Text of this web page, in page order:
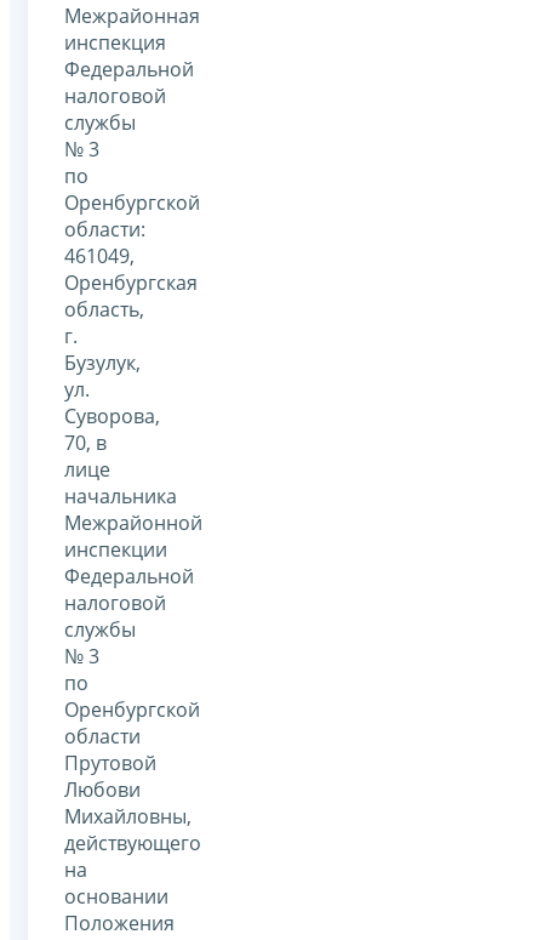
Межрайонная
инспекция
Федеральной
налоговой
службы
№ 3
по
Оренбургской
области:
461049,
Оренбургская
область,
г.
Бузулук,
ул.
Суворова,
70, в
лице
начальника
Межрайонной
инспекции
Федеральной
налоговой
службы
№ 3
по
Оренбургской
области
Прутовой
Любови
Михайловны,
действующего
на
основании
Положения